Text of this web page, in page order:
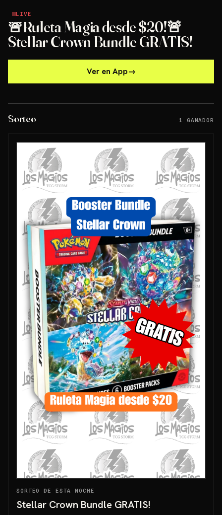
LIVE
LIVE
🚨Ruleta Magia desde $20!🚨
Stellar Crown Bundle GRATIS!
Ver en App→
Sorteo 1 GANADOR
SORTEO DE ESTA NOCHE
Stellar Crown Bundle GRATIS!